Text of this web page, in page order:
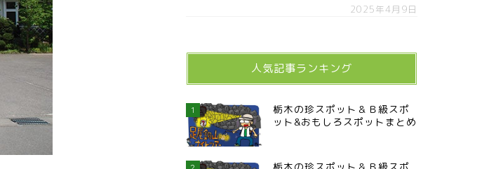
2025年4月9日
人気記事ランキング
1
栃木の珍スポット＆Ｂ級スポ
ット&おもしろスポットまとめ